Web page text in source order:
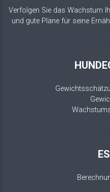
Verfolgen Sie das Wachstum
und gute Pläne für seine